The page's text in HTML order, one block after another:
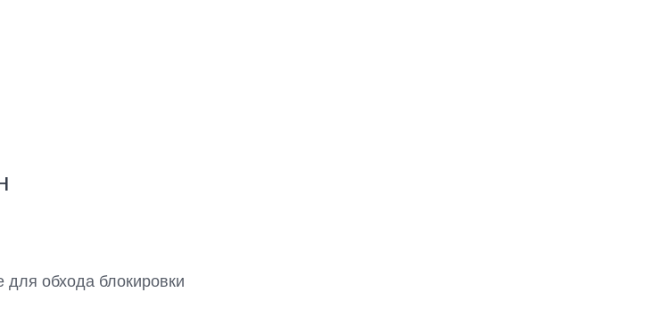
обхода блокировки